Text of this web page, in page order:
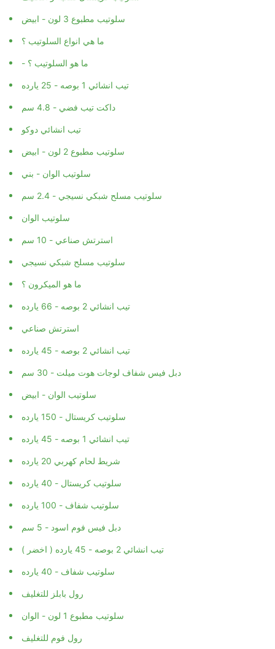
سلوتيب مطبوع 3 لون - ابيض
ما هي انواع السلوتيب ؟
- ما هو السلوتيب ؟
تيب انشائي 1 بوصه - 25 يارده
داكت تيب فضي - 4.8 سم
تيب انشائي دوكو
سلوتيب مطبوع 2 لون - ابيض
سلوتيب الوان - بني
سلوتيب مسلح شبكي نسيجي - 2.4 سم
سلوتيب الوان
استرتش صناعي - 10 سم
سلوتيب مسلح شبكي نسيجي
ما هو الميكرون ؟
تيب انشائي 2 بوصه - 66 يارده
استرتش صناعي
تيب انشائي 2 بوصه - 45 يارده
دبل فيس شفاف لوجات هوت ميلت - 30 سم
سلوتيب الوان - ابيض
سلوتيب كريستال - 150 يارده
تيب انشائي 1 بوصه - 45 يارده
شريط لحام كهربي 20 يارده
سلوتيب كريستال - 40 يارده
سلوتيب شفاف - 100 يارده
دبل فيس فوم اسود - 5 سم
تيب انشائي 2 بوصه - 45 يارده ( اخضر )
سلوتيب شفاف - 40 يارده
رول بابلز للتغليف
سلوتيب مطبوع 1 لون - الوان
رول فوم للتغليف